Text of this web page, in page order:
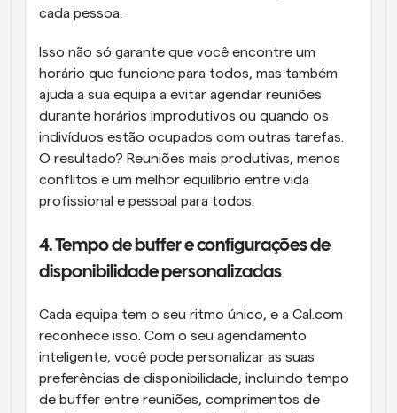
cada pessoa.
Isso não só garante que você encontre um
horário que funcione para todos, mas também
ajuda a sua equipa a evitar agendar reuniões
durante horários improdutivos ou quando os
indivíduos estão ocupados com outras tarefas.
O resultado? Reuniões mais produtivas, menos
conflitos e um melhor equilíbrio entre vida
profissional e pessoal para todos.
4. Tempo de buffer e configurações de
disponibilidade personalizadas
Cada equipa tem o seu ritmo único, e a Cal.com
reconhece isso. Com o seu agendamento
inteligente, você pode personalizar as suas
preferências de disponibilidade, incluindo tempo
de buffer entre reuniões, comprimentos de